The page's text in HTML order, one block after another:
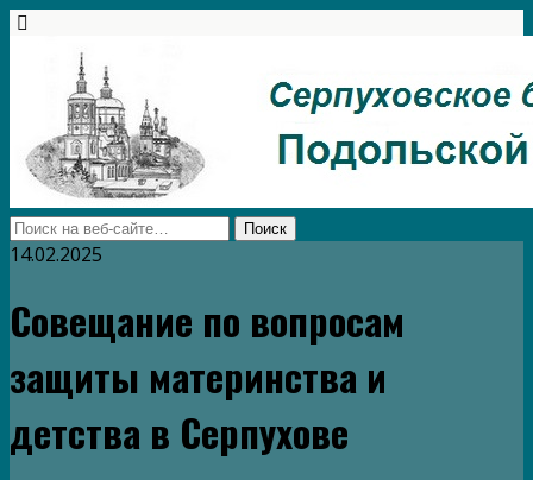
14.02.2025
Совещание по вопросам
защиты материнства и
детства в Серпухове